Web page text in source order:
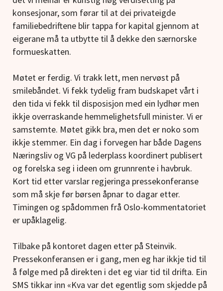
konsesjonar, som førar til at dei privateigde
familiebedriftene blir tappa for kapital gjennom at
eigerane må ta utbytte til å dekke den særnorske
formueskatten.
Møtet er ferdig. Vi trakk lett, men nervøst på
smilebåndet. Vi fekk tydelig fram budskapet vårt i
den tida vi fekk til disposisjon med ein lydhør men
ikkje overraskande hemmelighetsfull minister. Vi er
samstemte. Møtet gikk bra, men det er noko som
ikkje stemmer. Ein dag i forvegen har både Dagens
Næringsliv og VG på lederplass koordinert publisert
og forelska seg i ideen om grunnrente i havbruk.
Kort tid etter varslar regjeringa pressekonferanse
som må skje før børsen åpnar to dagar etter.
Timingen og spådommen frå Oslo-kommentatoriet
er upåklagelig.
Tilbake på kontoret dagen etter på Steinvik.
Pressekonferansen er i gang, men eg har ikkje tid til
å følge med på direkten i det eg viar tid til drifta. Ein
SMS tikkar inn «Kva var det egentlig som skjedde på